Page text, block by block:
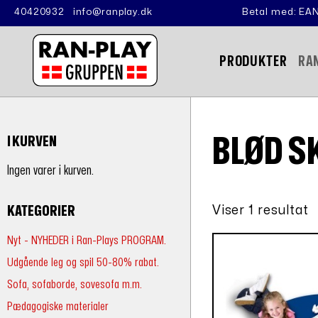
40420932 info@ranplay.dk Betal med:
PRODUKTER
I KURVEN
Ingen varer i kurven.
KATEGORIER
Nyt - NYHEDER i Ran-Plays PROGRAM.
Udgående leg og spil 50-80% rabat.
Sofa, sofaborde, sovesofa m.m.
Pædagogiske materialer
BLØD
Viser 1 resultat